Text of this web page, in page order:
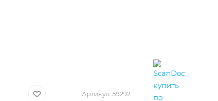
Артикул: 59292